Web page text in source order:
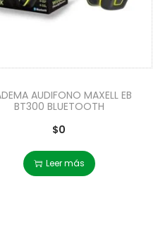
AUDIFONO MAXELL EB
BT300 BLUETOOTH
$0
Leer más